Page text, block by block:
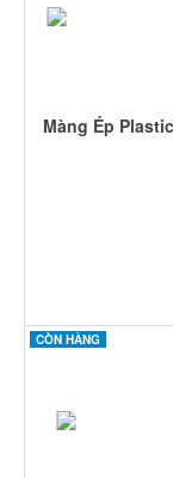
Màng Ép
CÒN HÀNG